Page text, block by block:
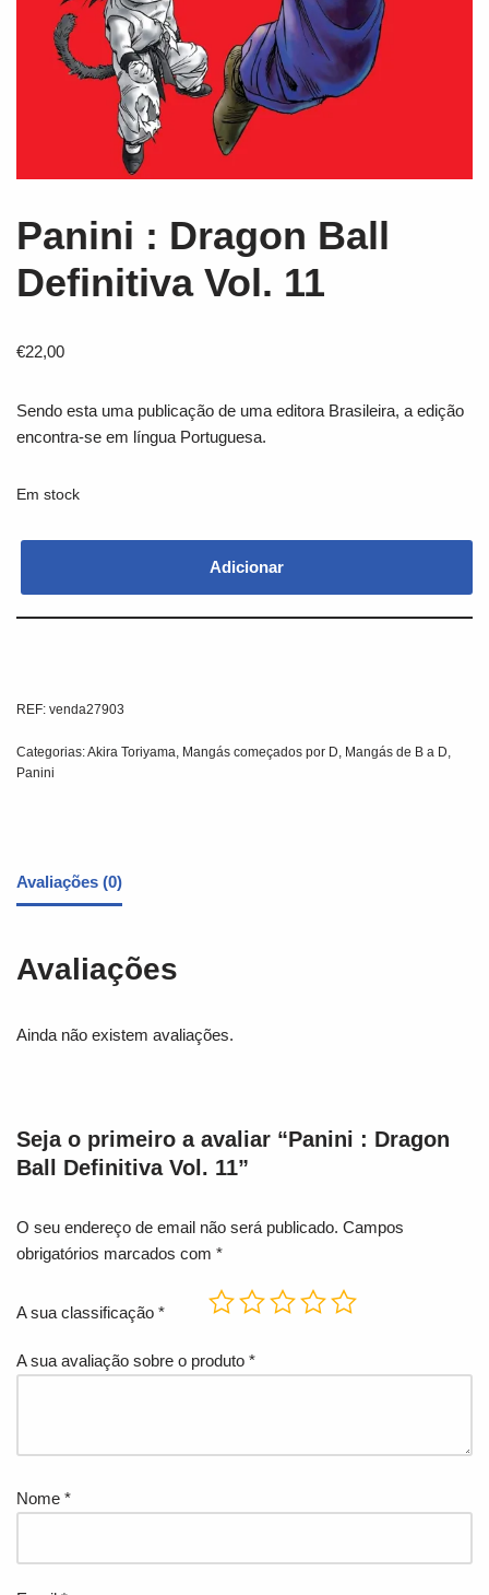
Panini : Dragon Ball
Definitiva Vol. 11
€22,00
Sendo esta uma publicação de uma editora Brasileira, a edição
encontra-se em língua Portuguesa.
Em stock
Adicionar
REF: venda27903
Categorias:Akira Toriyama, Mangás começados por D, Mangás de B a D,
Panini
Avaliações (0)
Avaliações
Ainda não existem avaliações.
Seja o primeiro a avaliar “Panini : Dragon
Ball Definitiva Vol. 11”
O seu endereço de email não será publicado. Campos
obrigatórios marcados com *
A sua classificação *
A sua avaliação sobre o produto *
Nome *